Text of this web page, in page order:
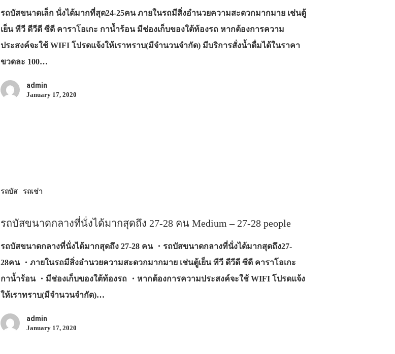
รถบัสขนาดเล็ก นั่งได้มากที่สุด24-25คน ภายในรถมีสิ่งอำนวยความสะดวกมากมาย เช่นตู้
เย็น ทีวี ดีวีดี ซีดี คาราโอเกะ กาน้ำร้อน มีช่องเก็บของใต้ท้องรถ หากต้องการความ
ประสงค์จะใช้ WIFI โปรดแจ้งให้เราทราบ(มีจำนวนจำกัด) มีบริการสั่งน้ำดื่มได้ในราคา
ขวดละ 100…
admin
January 17, 2020
รถบัส รถเช่า
รถบัสขนาดกลางที่นั่งได้มากสุดถึง 27-28 คน Medium – 27-28 people
รถบัสขนาดกลางที่นั่งได้มากสุดถึง 27-28 คน ・รถบัสขนาดกลางที่นั่งได้มากสุดถึง27-
28คน ・ภายในรถมีสิ่งอำนวยความสะดวกมากมาย เช่นตู้เย็น ทีวี ดีวีดี ซีดี คาราโอเกะ
กาน้ำร้อน ・มีช่องเก็บของใต้ท้องรถ ・หากต้องการความประสงค์จะใช้ WIFI โปรดแจ้ง
ให้เราทราบ(มีจำนวนจำกัด)…
admin
January 17, 2020